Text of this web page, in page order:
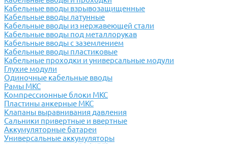
Кабельные вводы взрывозащищенные
Кабельные вводы латунные
Кабельные вводы из нержавеющей стали
Кабельные вводы под металлорукав
Кабельные вводы с заземлением
Кабельные вводы пластиковые
Кабельные проходки и универсальные модули
Глухие модули
Одиночные кабельные вводы
Рамы МКС
Компрессионные блоки МКС
Пластины анкерные МКС
Клапаны выравнивания давления
Сальники привертные и ввертные
Аккумуляторные батареи
Универсальные аккумуляторы